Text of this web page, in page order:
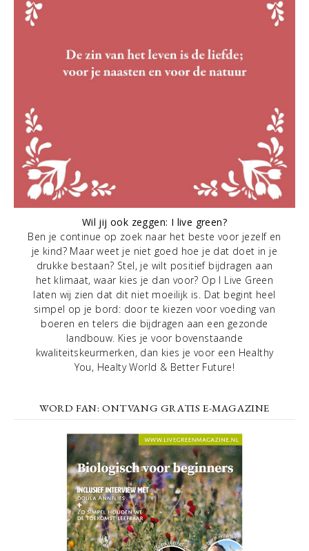
Wil jij ook zeggen: I live green?
Ben je continue op zoek naar het beste voor jezelf en
je kind? Maar weet je niet goed hoe je dat doet in je
drukke bestaan? Stel, je wilt positief bijdragen aan
het klimaat, waar kies je dan voor? Op I Live Green
laten wij zien dat dit niet moeilijk is. Dat begint heel
simpel op je bord: door te kiezen voor voeding van
boeren en telers die bijdragen aan een gezonde
landbouw. Kies je voor bovenstaande
kwaliteitskeurmerken, dan kies je voor een Healthy
You, Healty World & Better Future!
WORD FAN: ONTVANG GRATIS E-MAGAZINE